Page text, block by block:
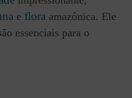
e flora amazônica. Ele
essenciais para o